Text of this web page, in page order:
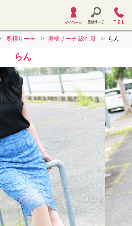
奥様サーチ 奥様サーチ 総在籍 らん
らん